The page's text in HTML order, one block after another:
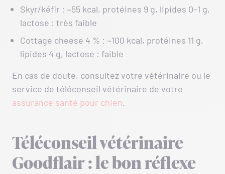
Skyr/kéfir : ~55 kcal, protéines 9 g, lipides 0–1 g,
lactose : très faible
Cottage cheese 4 % : ~100 kcal, protéines 11 g,
lipides 4 g, lactose : faible
En cas de doute, consultez votre vétérinaire ou le
service de téléconseil vétérinaire de votre
assurance santé pour chien.
Téléconseil vétérinaire
Goodflair : le bon réflexe